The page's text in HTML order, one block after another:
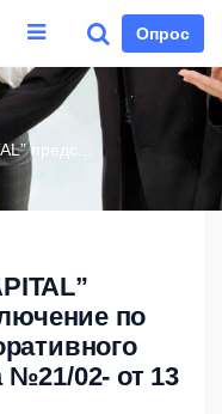
Опрос
предс...
по
02- от 13